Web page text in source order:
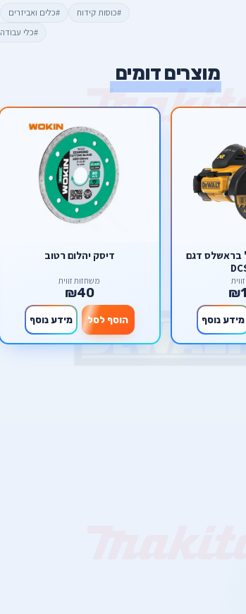
#כוסות קידוח #כלים ואביזרים
#כלי עבודה
מוצרים דומים
דיוולט 3" בראשלס דגם
מידע נוסף
דיסק יהלום רטוב
משחזות זווית
₪40
הוסף לסל מידע נוסף